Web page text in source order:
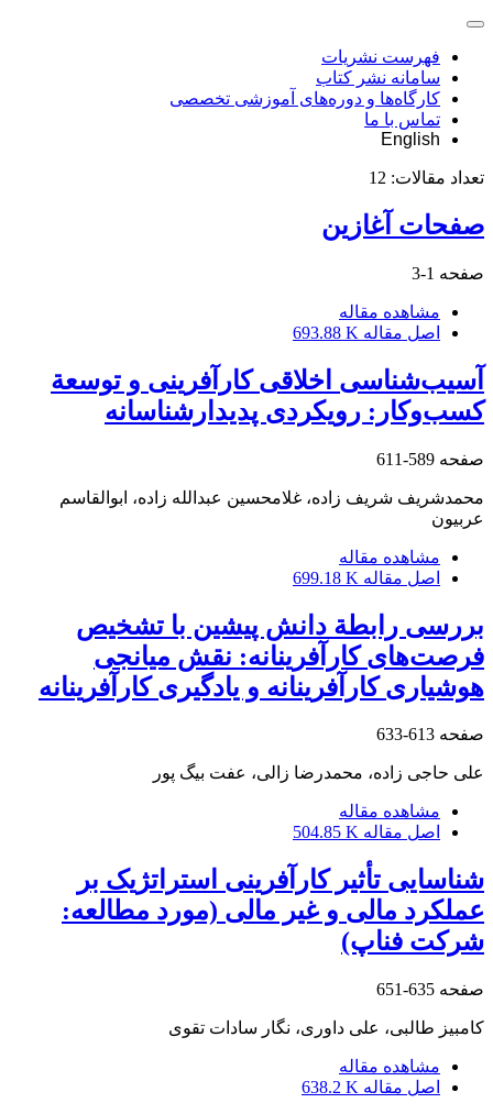
فهرست نشریات
سامانه نشر کتاب
کارگاه‌ها و دوره‌های آموزشی تخصصی
تماس با ما
English
تعداد مقالات: 12
صفحات آغازین
صفحه 1-3
مشاهده مقاله
اصل مقاله 693.88 K
آسیب‌شناسی اخلاقی کارآفرینی و توسعة
کسب‌وکار: رویکردی پدیدارشناسانه
صفحه 589-611
محمدشریف شریف زاده، غلامحسین عبدالله زاده، ابوالقاسم
عربیون
مشاهده مقاله
اصل مقاله 699.18 K
بررسی رابطة دانش پیشین با تشخیص
فرصت‌های کارآفرینانه: نقش میانجی
هوشیاری کارآفرینانه و یادگیری کارآفرینانه
صفحه 613-633
علی حاجی زاده، محمدرضا زالی، عفت بیگ پور
مشاهده مقاله
اصل مقاله 504.85 K
شناسایی تأثیر کارآفرینی استراتژیک بر
عملکرد مالی و غیر مالی (مورد مطالعه:
شرکت فناپ)
صفحه 635-651
کامبیز طالبی، علی داوری، نگار سادات تقوی
مشاهده مقاله
اصل مقاله 638.2 K